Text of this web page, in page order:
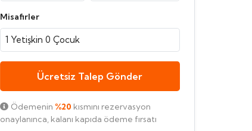
Misafirler
1 Yetişkin 0 Çocuk
Ücretsiz Talep Gönder
Ödemenin %20 kısmını rezervasyon
onaylanınca, kalanı kapıda ödeme fırsatı